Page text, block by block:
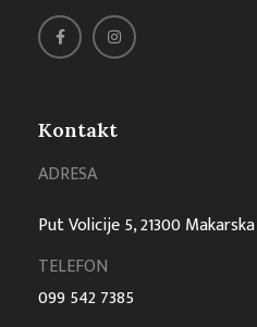
Kontakt
ADRESA
Put Volicije 5, 21300 Makarska
TELEFON
099 542 7385